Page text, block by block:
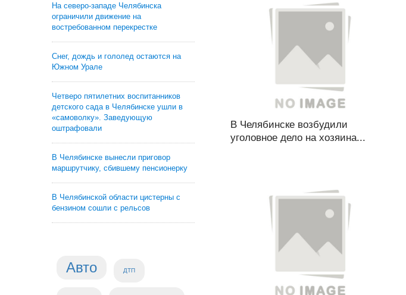
На северо-западе Челябинска
ограничили движение на
востребованном перекрестке
Снег, дождь и гололед остаются на
Южном Урале
Четверо пятилетних воспитанников
детского сада в Челябинске ушли в
«самоволку». Заведующую
оштрафовали
В Челябинске вынесли приговор
маршрутчику, сбившему пенсионерку
В Челябинской области цистерны с
бензином сошли с рельсов
Авто ДТП
В Челябинске возбудили
уголовное дело на хозяина...